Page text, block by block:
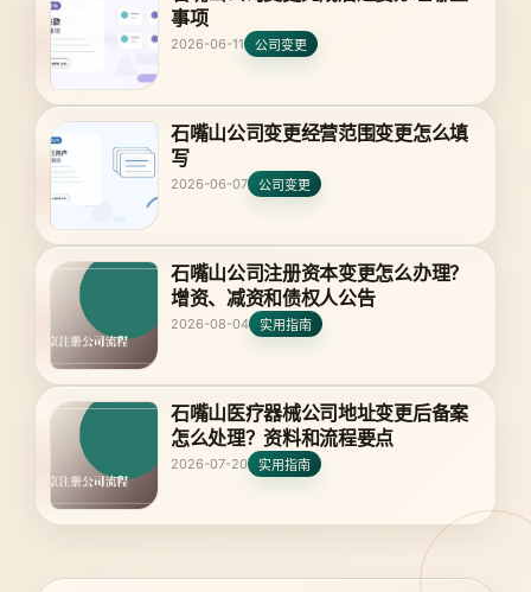
事项
2026-06-11 公司变更
石嘴山公司变更经营范围变更怎么填
写
2026-06-07 公司变更
石嘴山公司注册资本变更怎么办理？
增资、减资和债权人公告
2026-08-04 实用指南
石嘴山医疗器械公司地址变更后备案
怎么处理？资料和流程要点
2026-07-20 实用指南